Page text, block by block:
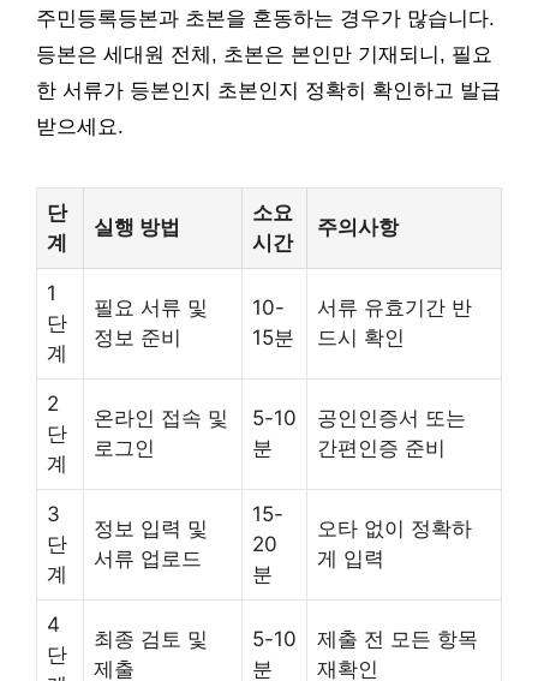
주민등록등본과 초본을 혼동하는 경우가 많습니다.
등본은 세대원 전체, 초본은 본인만 기재되니, 필요
한 서류가 등본인지 초본인지 정확히 확인하고 발급
받으세요.
단
계
실행 방법
소요
시간
주의사항
1
단
계
필요 서류 및
정보 준비
10-
15분
서류 유효기간 반
드시 확인
2
단
계
온라인 접속 및
로그인
5-10
분
공인인증서 또는
간편인증 준비
3
단
계
정보 입력 및
서류 업로드
15-
20
분
오타 없이 정확하
게 입력
4
단
최종 검토 및
제출
5-10
분
제출 전 모든 항목
재확인